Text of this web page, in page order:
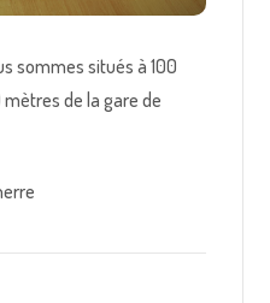
sommes situés à 100
de la gare de